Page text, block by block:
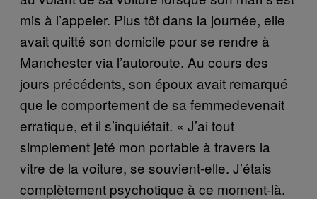
mis à l’appeler. Plus tôt dans la journée, elle
avait quitté son domicile pour se rendre à
Manchester via l’autoroute. Au cours des
jours précédents, son époux avait remarqué
que le comportement de sa femmedevenait
erratique, et il s’inquiétait. « J’ai tout
simplement jeté mon portable à travers la
vitre de la voiture, se souvient-elle. J’étais
complètement psychotique à ce moment-là.